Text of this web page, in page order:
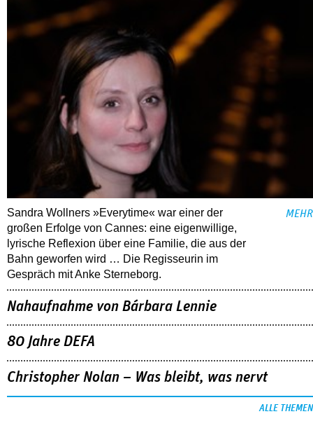
Sandra Wollners »Everytime« war einer der
großen Erfolge von Cannes: eine eigenwillige,
lyrische Reflexion über eine ­Familie, die aus der
Bahn geworfen wird … Die Regisseurin im
Gespräch mit Anke Sterneborg.
MEHR
Nahaufnahme von Bárbara Lennie
80 Jahre DEFA
Christopher Nolan – Was bleibt, was nervt
ALLE THEMEN